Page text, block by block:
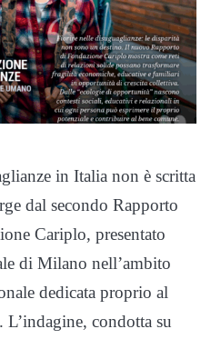
in Italia non è scritta
dal secondo Rapporto
Cariplo, presentato
di Milano nell’ambito
dedicata proprio al
condotta su